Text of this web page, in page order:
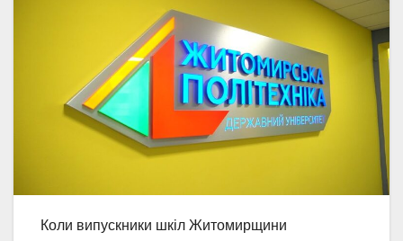
Коли випускники шкіл Житомирщини